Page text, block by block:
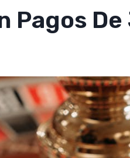
Pagos